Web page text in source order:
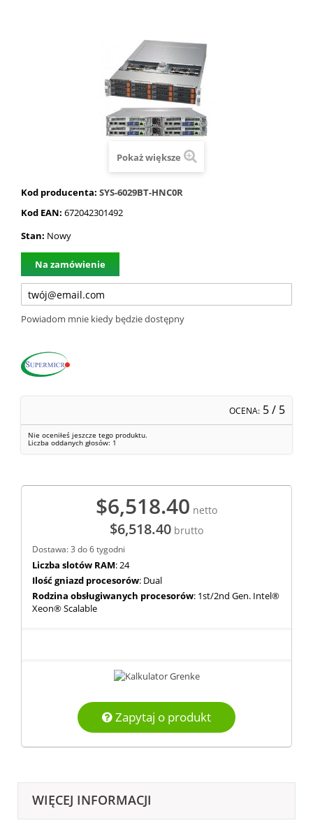
Pokaż większe
Kod producenta: SYS-6029BT-HNC0R
Kod EAN: 672042301492
Stan: Nowy
Na zamówienie
Powiadom mnie kiedy będzie dostępny
OCENA: 5/ 5
Nie oceniłeś jeszcze tego produktu.
Liczba oddanych głosów: 1
$6,518.40 netto
$6,518.40 brutto
Dostawa: 3 do 6 tygodni
Liczba slotów RAM: 24
Ilość gniazd procesorów: Dual
Rodzina obsługiwanych procesorów: 1st/2nd Gen. Intel®
Xeon® Scalable
Zapytaj o produkt
WIĘCEJ INFORMACJI